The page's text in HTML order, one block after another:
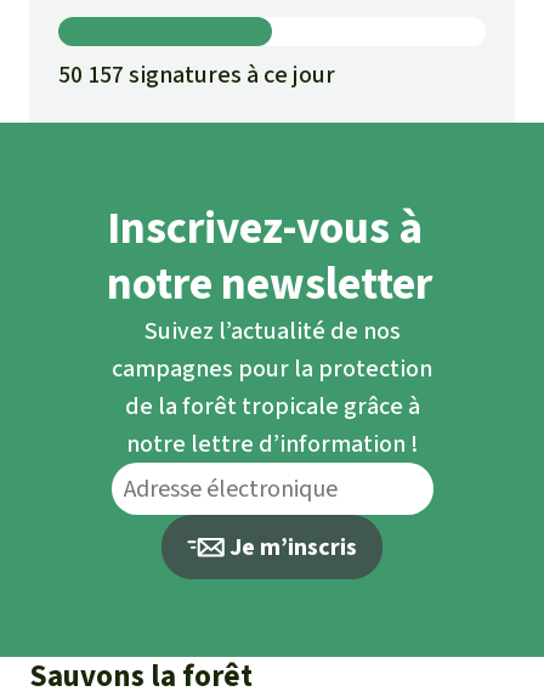
50 157 signatures à ce jour
Inscrivez-vous à
notre newsletter
Suivez l’actualité de nos
campagnes pour la protection
de la forêt tropicale grâce à
notre lettre d’information !
Je m’inscris
Sauvons la forêt